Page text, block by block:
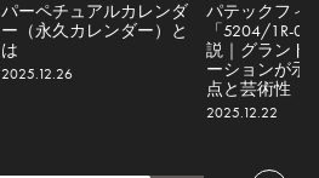
パーペチュアルカレンダ
ー（永久カレンダー）と
は
2025.12.26
パテックフィ
「5204/1R-
説｜グランド
ーションが示
点と芸術性
2025.12.22